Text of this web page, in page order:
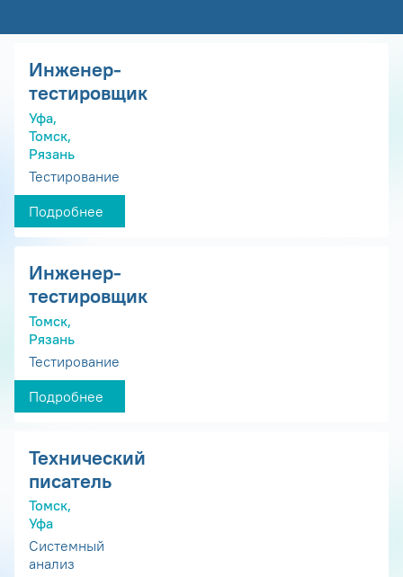
Инженер-
тестировщик
Уфа,
Томск,
Рязань
Тестирование
Подробнее
Инженер-
тестировщик
Томск,
Рязань
Тестирование
Подробнее
Технический
писатель
Томск,
Уфа
Системный
анализ